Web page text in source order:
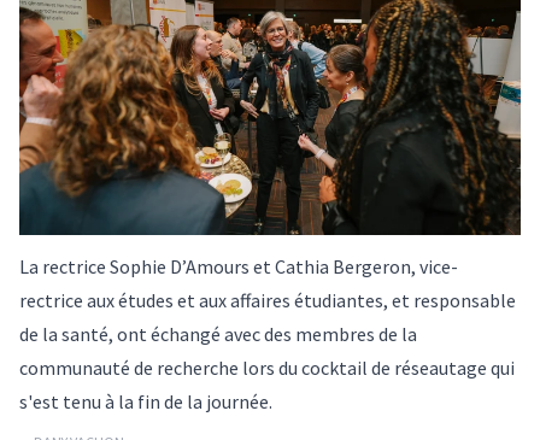
La rectrice Sophie D’Amours et Cathia Bergeron, vice-
rectrice aux études et aux affaires étudiantes, et responsable
de la santé, ont échangé avec des membres de la
communauté de recherche lors du cocktail de réseautage qui
s'est tenu à la fin de la journée.